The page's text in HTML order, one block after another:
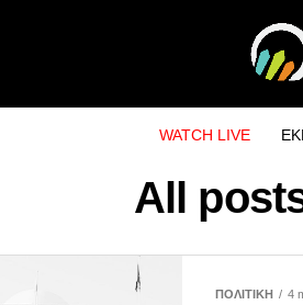
WATCH LIVE
All
ΠΟΛΙΤΙΚΗ 4